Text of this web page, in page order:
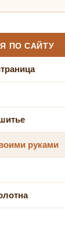
ПО САЙТУ
руками